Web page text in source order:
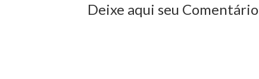
Deixe aqui seu Comentário